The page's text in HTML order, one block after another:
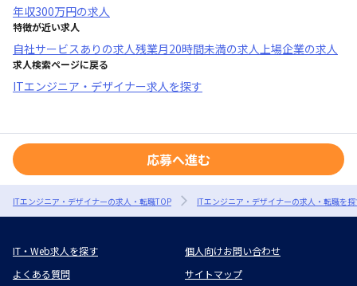
年収300万円の求人
特徴が近い求人
自社サービスあり の求人残業月20時間未満の求人上場企業の求人
求人検索ページに戻る
ITエンジニア・デザイナー求人を探す
応募へ進む
ITエンジニア・デザイナーの求人・転職TOP ITエンジニア・デザイナーの求人・転職を
IT・Web求人を探す
個人向けお問い合わせ
よくある質問
サイトマップ